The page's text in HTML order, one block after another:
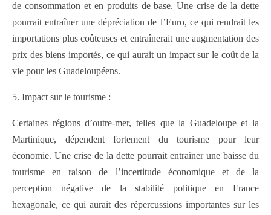
de consommation et en produits de base. Une crise de la dette
pourrait entraîner une dépréciation de l’Euro, ce qui rendrait les
importations plus coûteuses et entraînerait une augmentation des
prix des biens importés, ce qui aurait un impact sur le coût de la
vie pour les Guadeloupéens.
5. Impact sur le tourisme :
Certaines régions d’outre-mer, telles que la Guadeloupe et la
Martinique, dépendent fortement du tourisme pour leur
économie. Une crise de la dette pourrait entraîner une baisse du
tourisme en raison de l’incertitude économique et de la
perception négative de la stabilité politique en France
hexagonale, ce qui aurait des répercussions importantes sur les